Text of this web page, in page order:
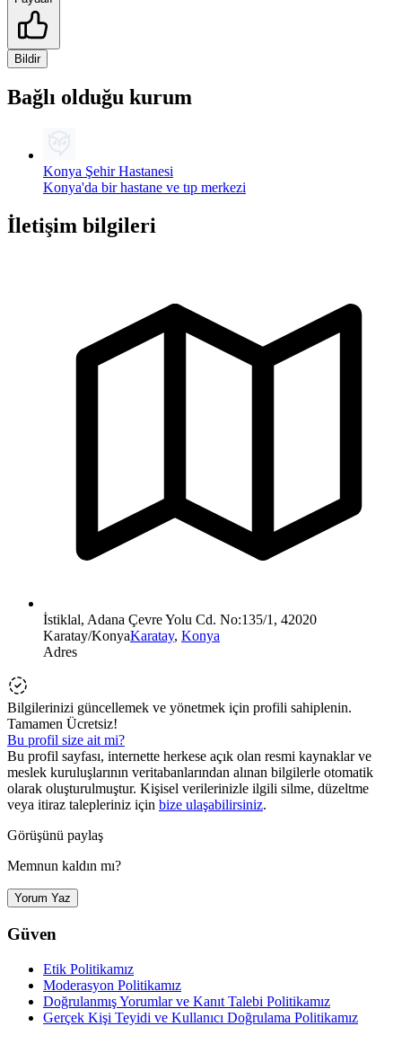
Bildir
Bağlı olduğu kurum
Konya Şehir Hastanesi
Konya'da bir hastane ve tıp merkezi
İletişim bilgileri
İstiklal, Adana Çevre Yolu Cd. No:135/1, 42020
Karatay/KonyaKaratay, Konya
Adres
Bilgilerinizi güncellemek ve yönetmek için profili sahiplenin.
Tamamen Ücretsiz!
Bu profil size ait mi?
Bu profil sayfası, internette herkese açık olan resmi kaynaklar ve
meslek kuruluşlarının veritabanlarından alınan bilgilerle otomatik
olarak oluşturulmuştur. Kişisel verilerinizle ilgili silme, düzeltme
veya itiraz talepleriniz için bize ulaşabilirsiniz.
Görüşünü paylaş
Memnun kaldın mı?
Yorum Yaz
Güven
Etik Politikamız
Moderasyon Politikamız
Doğrulanmış Yorumlar ve Kanıt Talebi Politikamız
Gerçek Kişi Teyidi ve Kullanıcı Doğrulama Politikamız